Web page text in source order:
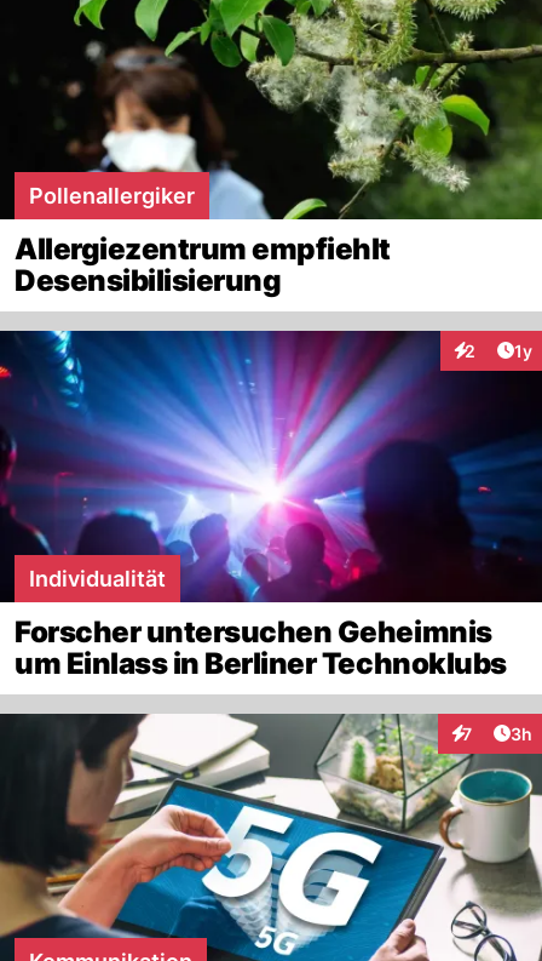
Pollenallergiker
Allergiezentrum empfiehlt
Desensibilisierung
2 1y
Individualität
Forscher untersuchen Geheimnis
um Einlass in Berliner Technoklubs
7 3h